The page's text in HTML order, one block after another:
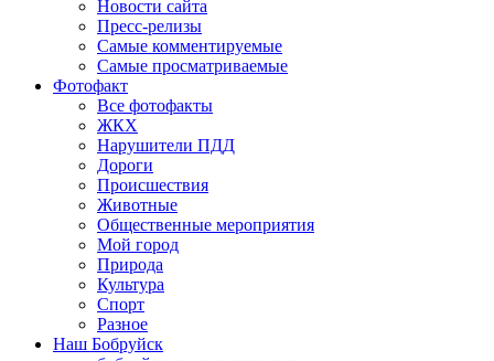
Новости сайта
Пресс-релизы
Самые комментируемые
Самые просматриваемые
Фотофакт
Все фотофакты
ЖКХ
Нарушители ПДД
Дороги
Происшествия
Животные
Общественные мероприятия
Мой город
Природа
Культура
Спорт
Разное
Наш Бобруйск